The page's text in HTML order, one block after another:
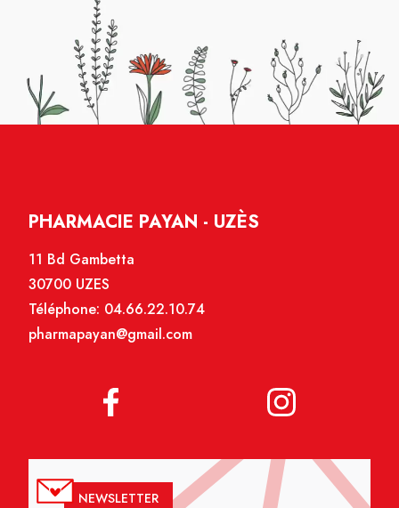
PHARMACIE PAYAN - UZÈS
11 Bd Gambetta
30700 UZES
Téléphone: 04.66.22.10.74
pharmapayan@gmail.com
NEWSLETTER